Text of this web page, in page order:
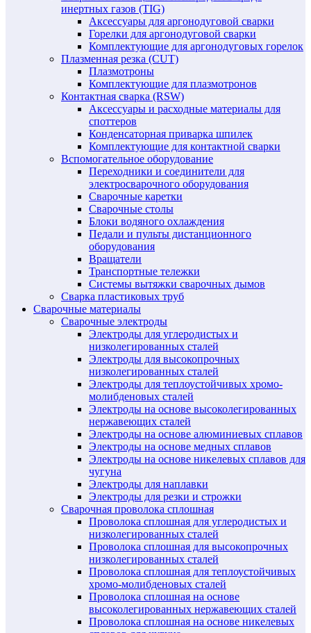
инертных газов (TIG)
Аксессуары для аргонодуговой сварки
Горелки для аргонодуговой сварки
Комплектующие для аргонодуговых горелок
Плазменная резка (CUT)
Плазмотроны
Комплектующие для плазмотронов
Контактная сварка (RSW)
Аксессуары и расходные материалы для
споттеров
Конденсаторная приварка шпилек
Комплектующие для контактной сварки
Вспомогательное оборудование
Переходники и соединители для
электросварочного оборудования
Сварочные каретки
Сварочные столы
Блоки водяного охлаждения
Педали и пульты дистанционного
оборудования
Вращатели
Транспортные тележки
Системы вытяжки сварочных дымов
Сварка пластиковых труб
Сварочные материалы
Сварочные электроды
Электроды для углеродистых и
низколегированных сталей
Электроды для высокопрочных
низколегированных сталей
Электроды для теплоустойчивых хромо-
молибденовых сталей
Электроды на основе высоколегированных
нержавеющих сталей
Электроды на основе алюминиевых сплавов
Электроды на основе медных сплавов
Электроды на основе никелевых сплавов для
чугуна
Электроды для наплавки
Электроды для резки и строжки
Сварочная проволока сплошная
Проволока сплошная для углеродистых и
низколегированных сталей
Проволока сплошная для высокопрочных
низколегированных сталей
Проволока сплошная для теплоустойчивых
хромо-молибденовых сталей
Проволока сплошная на основе
высоколегированных нержавеющих сталей
Проволока сплошная на основе никелевых